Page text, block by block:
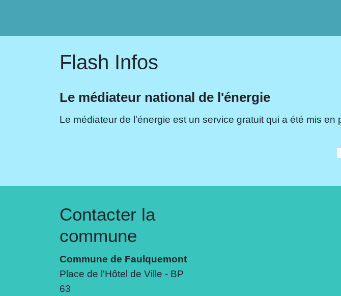
Flash Infos
Le médiateur national de l'énergie
Le médiateur de l'énergie est un service gratuit qui a été mis
Contacter la
commune
Commune de Faulquemont
Place de l'Hôtel de Ville - BP
63